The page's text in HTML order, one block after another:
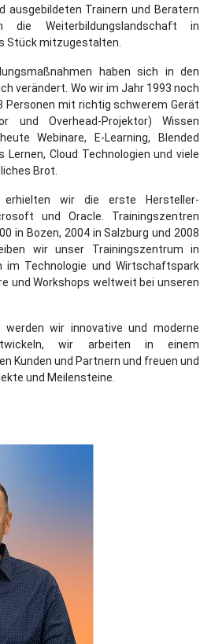
ausgebildeten Trainern und Beratern
Weiterbildungslandschaft in
Stück mitzugestalten.
haben sich in den
verändert. Wo wir im Jahr 1993 noch
Personen mit richtig schwerem Gerät
und Overhead-Projektor) Wissen
Webinare, E-Learning, Blended
Lernen, Cloud Technologien und viele
Brot.
wir die erste Hersteller-
und Oracle. Trainingszentren
in Bozen, 2004 in Salzburg und 2008
wir unser Trainingszentrum in
im Technologie und Wirtschaftspark
und Workshops weltweit bei unseren
wir innovative und moderne
wir arbeiten in einem
Kunden und Partnern und freuen und
und Meilensteine.